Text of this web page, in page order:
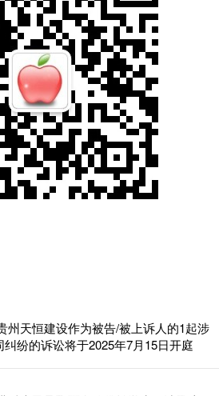
州天恒建设作为被告/被上诉人的1起涉
纠纷的诉讼将于2025年7月15日开庭